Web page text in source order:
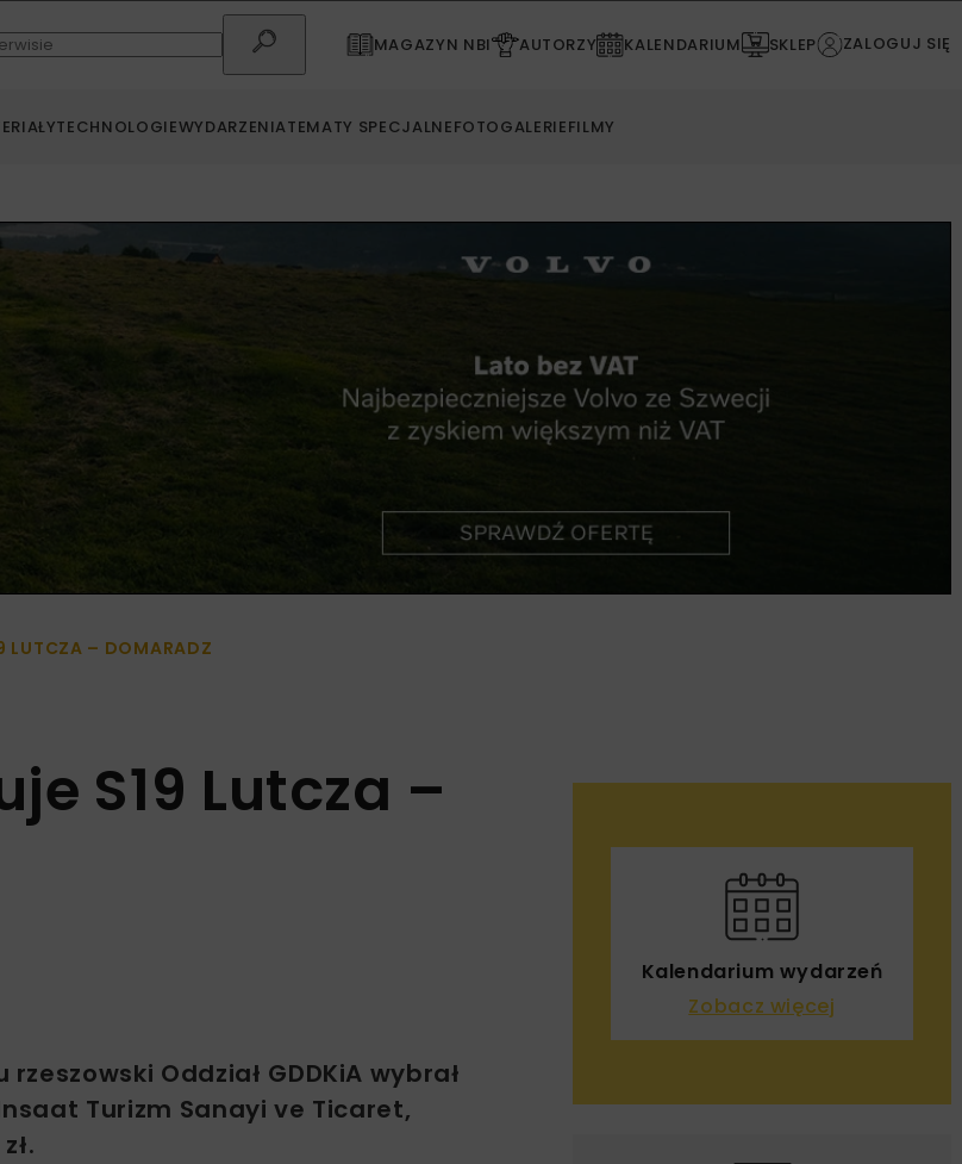
MAGAZYN NBI AUTORZY KALENDARIUM SKLEP ZALOGUJ SIĘ
TECHNOLOGIEWYDARZENIATEMATY SPECJALNEFOTOGALERIEFILMY
LUTCZA – DOMARADZ
S19 Lutcza –
Oddział GDDKiA wybrał
Turizm Sanayi ve Ticaret,
Kalendarium wydarzeń
Zobacz więcej